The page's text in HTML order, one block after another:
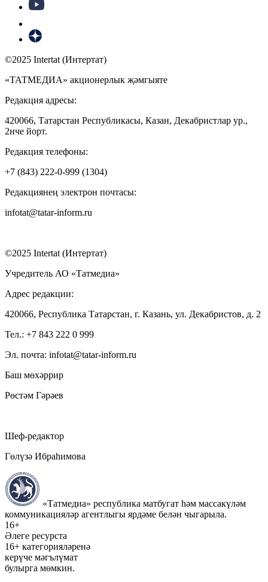
©2025 Intertat (Интертат)
«ТАТМЕДИА» акционерлык җәмгыяте
Редакция адресы:
420066, Татарстан Республикасы, Казан, Декабристлар ур.,
2нче йорт.
Редакция телефоны:
+7 (843) 222-0-999 (1304)
Редакциянең электрон почтасы:
infotat@tatar-inform.ru
©2025 Intertat (Интертат)
Учредитель АО «Татмедиа»
Адрес редакции:
420066, Республика Татарстан, г. Казань, ул. Декабристов, д. 2
Тел.: +7 843 222 0 999
Эл. почта: infotat@tatar-inform.ru
Баш мөхәррир
Рөстәм Гәрәев
Шеф-редактор
Гөлүзә Ибраһимова
«Татмедиа» республика матбугат һәм массакүләм
коммуникацияләр агентлыгы ярдәме белән чыгарыла.
16+
Әлеге ресурста
16+ категорияләренә
керүче мәгълүмат
булырга мөмкин.